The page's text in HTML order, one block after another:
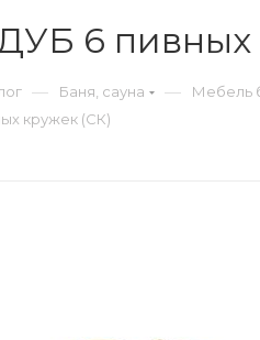
6 пивных
— Баня, сауна — Мебель
кружек (СК)